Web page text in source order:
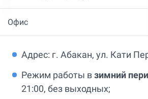
Офис
Адрес: г. Абакан, ул. Кати
Режим работы взимний
21:00, без выходных;